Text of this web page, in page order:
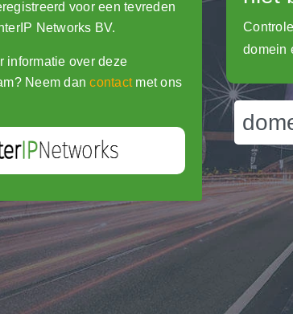
voor een tevreden
Networks BV.
informatie over deze
Neem dancontactmet ons
domein